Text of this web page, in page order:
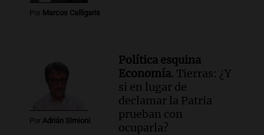
Por Marcos Calligaris
Por Adrián Simioni
Política esquina
Economía. Tierras: ¿Y
si en lugar de
declamar la Patria
prueban con
ocuparla?